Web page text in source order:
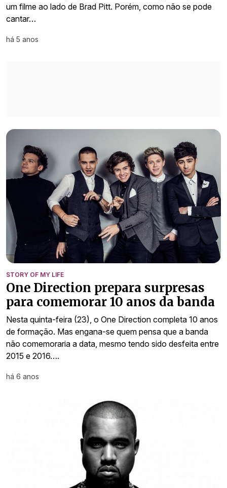
um filme ao lado de Brad Pitt. Porém, como não se pode
cantar…
há 5 anos
STORY OF MY LIFE
One Direction prepara surpresas
para comemorar 10 anos da banda
Nesta quinta-feira (23), o One Direction completa 10 anos
de formação. Mas engana-se quem pensa que a banda
não comemoraria a data, mesmo tendo sido desfeita entre
2015 e 2016….
há 6 anos